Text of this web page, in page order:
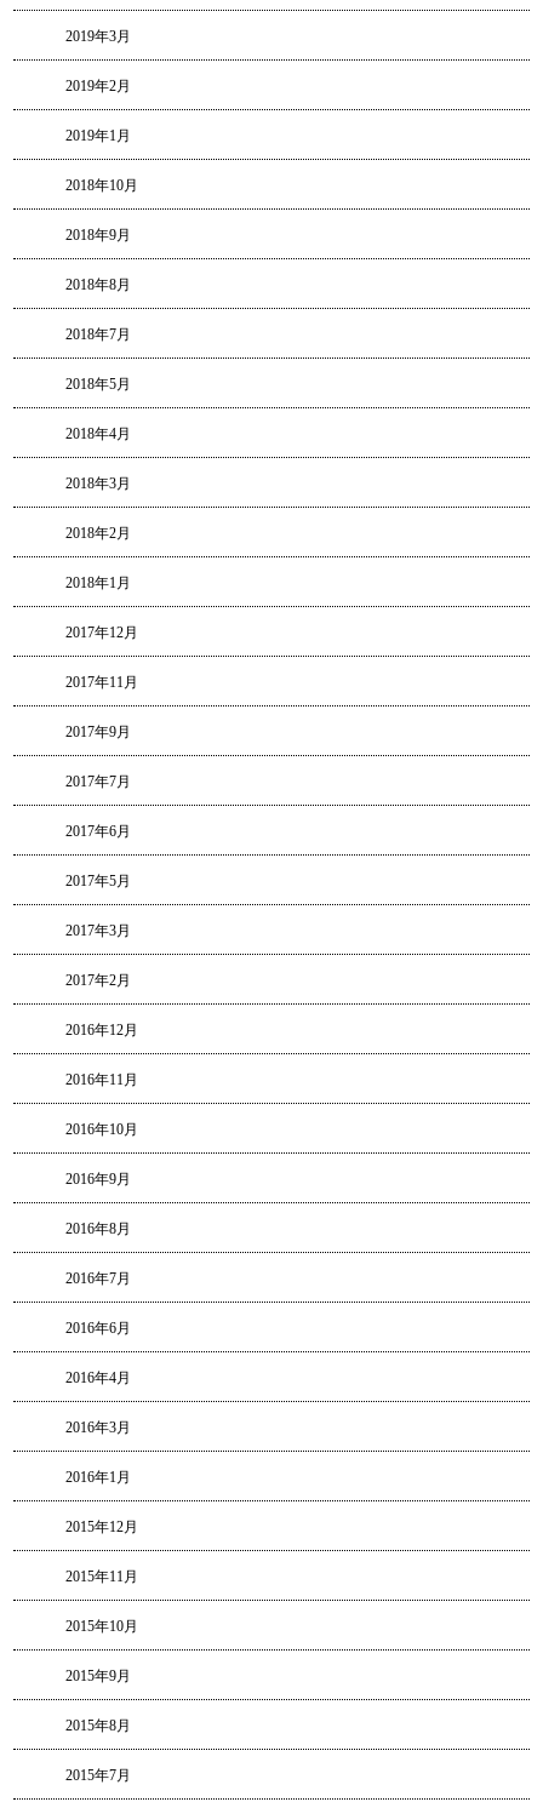
2019年3月
2019年2月
2019年1月
2018年10月
2018年9月
2018年8月
2018年7月
2018年5月
2018年4月
2018年3月
2018年2月
2018年1月
2017年12月
2017年11月
2017年9月
2017年7月
2017年6月
2017年5月
2017年3月
2017年2月
2016年12月
2016年11月
2016年10月
2016年9月
2016年8月
2016年7月
2016年6月
2016年4月
2016年3月
2016年1月
2015年12月
2015年11月
2015年10月
2015年9月
2015年8月
2015年7月